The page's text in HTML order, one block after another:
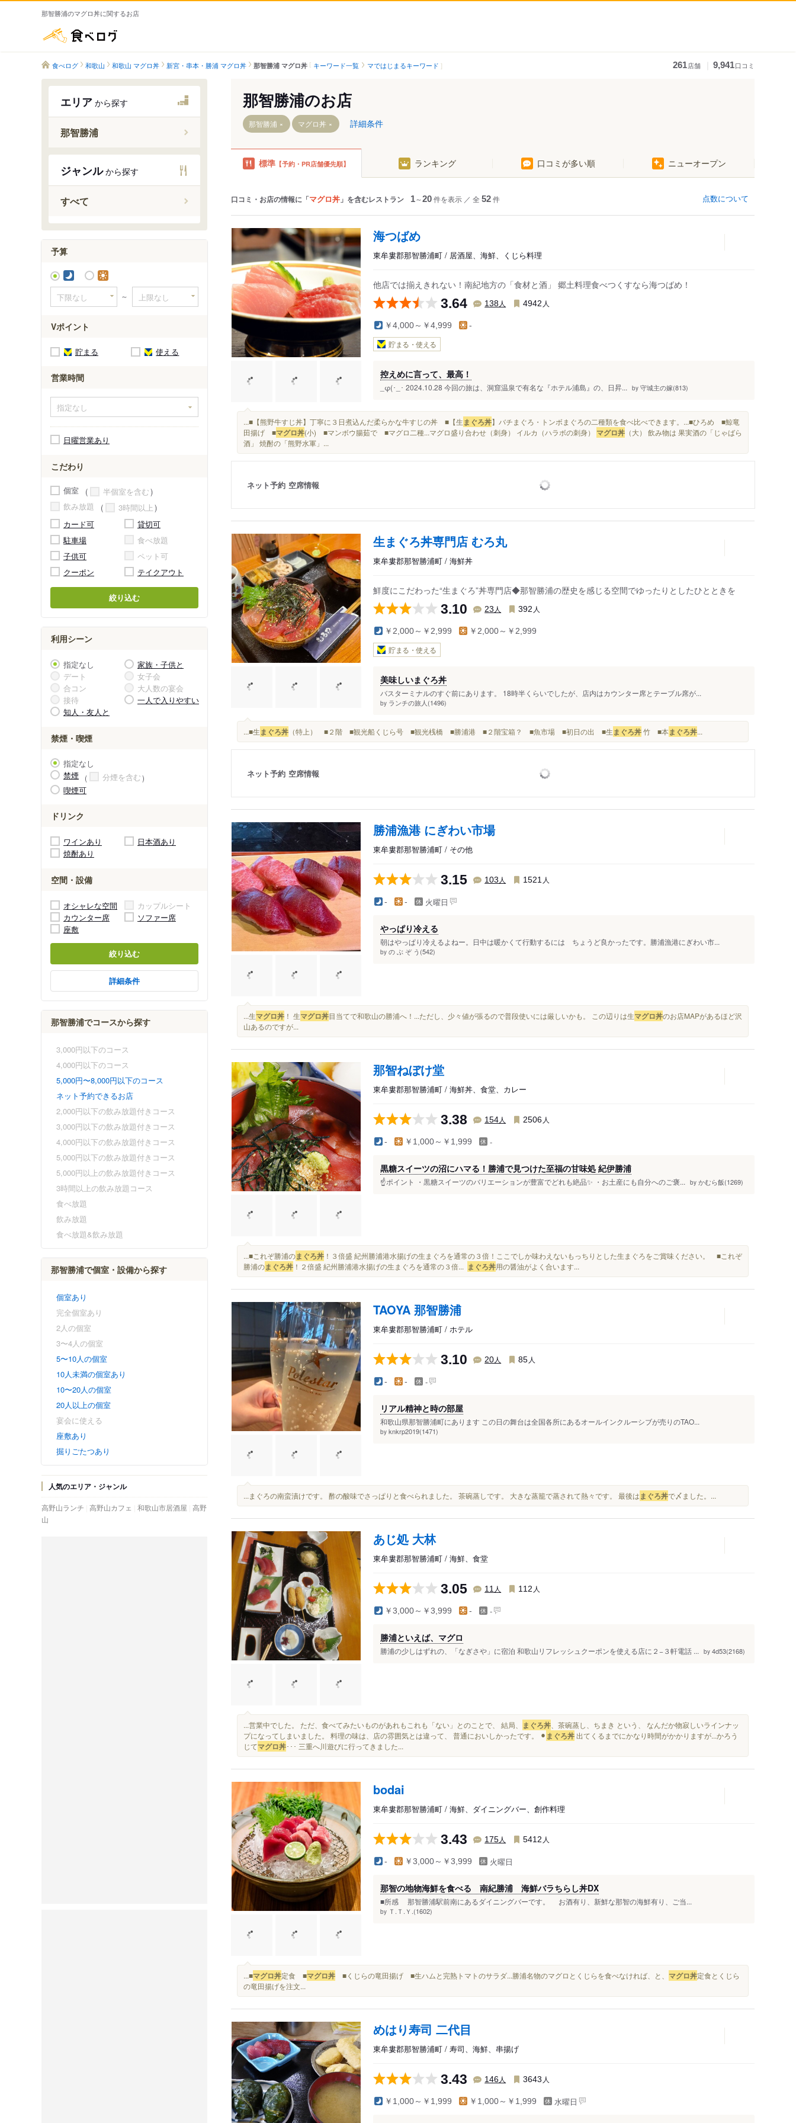
那智勝浦のマグロ丼に関するお店
食べログ 和歌山 和歌山 マグロ丼 新宮・串本・勝浦 マグロ丼 那智勝浦 マグロ丼 キーワード一覧 マではじまるキーワード 261店舗 9,941口コミ
エリア から探す
那智勝浦
宇久井駅
紀伊天満駅
紀伊勝浦駅
湯川駅
太地駅
下里駅
紀伊浦神駅
ジャンルから探す
すべて
予算
～
Vポイント
貯まる 使える
営業時間
日曜営業あり
こだわり
個室
半個室を含む
飲み放題
3時間以上
カード可
貸切可
駐車場
食べ放題
子供可
ペット可
クーポン
テイクアウト
絞り込む
利用シーン
指定なし
家族・子供と
デート
女子会
合コン
大人数の宴会
接待
一人で入りやすい
知人・友人と
禁煙・喫煙
指定なし
禁煙
分煙を含む
喫煙可
ドリンク
ワインあり
日本酒あり
焼酎あり
空間・設備
オシャレな空間
カップルシート
カウンター席
ソファー席
座敷
絞り込む
詳細条件
那智勝浦でコースから探す
3,000円以下のコース
4,000円以下のコース
5,000円〜8,000円以下のコース
ネット予約できるお店
2,000円以下の飲み放題付きコース
3,000円以下の飲み放題付きコース
4,000円以下の飲み放題付きコース
5,000円以下の飲み放題付きコース
5,000円以上の飲み放題付きコース
3時間以上の飲み放題コース
食べ放題
飲み放題
食べ放題&飲み放題
那智勝浦で個室・設備から探す
個室あり
完全個室あり
2人の個室
3〜4人の個室
5〜10人の個室
10人未満の個室あり
10〜20人の個室
20人以上の個室
宴会に使える
座敷あり
掘りごたつあり
人気のエリア・ジャンル
高野山ランチ 高野山カフェ 和歌山市居酒屋 高野
山
那智勝浦のお店
那智勝浦 マグロ丼 詳細条件
標準 【予約・PR店舗優先順】 ランキング 口コミが多い順 ニューオープン
口コミ・お店の情報に「マグロ丼 」を含むレストラン 1～20件を表示 ／ 全 52件 点数について
海つばめ
東牟婁郡那智勝浦町 / 居酒屋、海鮮、くじら料理
他店では揃えきれない！南紀地方の「食材と酒」 郷土料理食べつくすなら海つばめ！
3.64 138人 4942 人
￥4,000～￥4,999 -
貯まる・使える
控えめに言って、最高！
_φ(･_･ 2024.10.28 今回の旅は、洞窟温泉で有名な『ホテル浦島』の、日昇... by 守城主の嫁(813)
...■【熊野牛すじ丼】丁寧に３日煮込んだ柔らかな牛すじの丼 ■【生まぐろ丼】バチまぐろ・トンボまぐろの二種類を食べ比べできます。...■ひろめ ■鯨竜
田揚げ ■マグロ丼(小) ■マンボウ腸茹で ■マグロ二種...マグロ盛り合わせ（刺身） イルカ（ハラボの刺身） マグロ丼 （大） 飲み物は 果実酒の「じゃばら
酒」 焼酎の「熊野水軍」...
ネット予約 空席情報
生まぐろ丼専門店 むろ丸
東牟婁郡那智勝浦町 / 海鮮丼
鮮度にこだわった“生まぐろ”丼専門店◆那智勝浦の歴史を感じる空間でゆったりとしたひとときを
3.10 23 人 392 人
￥2,000～￥2,999 ￥2,000～￥2,999
貯まる・使える
美味しいまぐろ丼
バスターミナルのすぐ前にあります。 18時半くらいでしたが、店内はカウンター席とテーブル席が...
by ランチの旅人(1496)
...■生まぐろ丼 （特上） ■２階 ■観光船くじら号 ■観光桟橋 ■勝浦港 ■２階宝箱？ ■魚市場 ■初日の出 ■生まぐろ丼竹 ■本まぐろ丼...
ネット予約 空席情報
勝浦漁港 にぎわい市場
東牟婁郡那智勝浦町 / その他
3.15 103 人 1521 人
- - 火曜日
やっぱり冷える
朝はやっぱり冷えるよねー。日中は暖かくて行動するには ちょうど良かったです。勝浦漁港にぎわい市...
by の ぶ ぞ う(542)
...生マグロ丼 ！ 生マグロ丼目当てで和歌山の勝浦へ！...ただし、少々値が張るので普段使いには厳しいかも。 この辺りは生マグロ丼のお店MAPがあるほど沢
山あるのですが...
那智ねぼけ堂
東牟婁郡那智勝浦町 / 海鮮丼、食堂、カレー
3.38 154人 2506 人
- ￥1,000～￥1,999 -
黒糖スイーツの沼にハマる！勝浦で見つけた至福の甘味処 紀伊勝浦
☝️ポイント ・黒糖スイーツのバリエーションが豊富でどれも絶品✨ ・お土産にも自分へのご褒... by かむら飯(1269)
...■これぞ勝浦のまぐろ丼 ！３倍盛 紀州勝浦港水揚げの生まぐろを通常の３倍！ここでしか味わえないもっちりとした生まぐろをご賞味ください。 ■これぞ
勝浦のまぐろ丼 ！２倍盛 紀州勝浦港水揚げの生まぐろを通常の３倍... まぐろ丼用の醤油がよく合います...
TAOYA 那智勝浦
東牟婁郡那智勝浦町 / ホテル
3.10 20人 85 人
- - -
リアル精神と時の部屋
和歌山県那智勝浦町にあります この日の舞台は全国各所にあるオールインクルーシブが売りのTAO...
by knkrp2019(1471)
...まぐろの南蛮漬けです。 酢の酸味でさっぱりと食べられました。 茶碗蒸しです。 大きな蒸籠で蒸されて熱々です。 最後はまぐろ丼で〆ました。...
あじ処 大林
東牟婁郡那智勝浦町 / 海鮮、食堂
3.05 11 人 112 人
￥3,000～￥3,999 - -
勝浦といえば、マグロ
勝浦の少しはずれの、「なぎさや」に宿泊 和歌山リフレッシュクーポンを使える店に２−３軒電話 ... by 4d53(2168)
...営業中でした。 ただ、食べてみたいものがあれもこれも「ない」とのことで、 結局、 まぐろ丼 、茶碗蒸し、ちまき という、 なんだか物寂しいラインナッ
プになってしまいました。 料理の味は、店の雰囲気とは違って、 普通においしかったです。 ⚫︎ まぐろ丼出てくるまでにかなり時間がかかりますが...かろう
じてマグロ丼･･･ 三重へ川遊びに行ってきました...
bodai
東牟婁郡那智勝浦町 / 海鮮、ダイニングバー、創作料理
3.43 175人 5412 人
- ￥3,000～￥3,999 火曜日
那智の地物海鮮を食べる 南紀勝浦 海鮮バラちらし丼DX
■所感 那智勝浦駅前南にあるダイニングバーです。 お酒有り、新鮮な那智の海鮮有り、ご当...
by Ｔ.Ｔ.Ｙ.(1602)
...■マグロ丼定食 ■マグロ丼 ■くじらの竜田揚げ ■生ハムと完熟トマトのサラダ...勝浦名物のマグロとくじらを食べなければ、と、 マグロ丼定食とくじら
の竜田揚げを注文...
めはり寿司 二代目
東牟婁郡那智勝浦町 / 寿司、海鮮、串揚げ
3.43 146人 3643 人
￥1,000～￥1,999 ￥1,000～￥1,999 水曜日